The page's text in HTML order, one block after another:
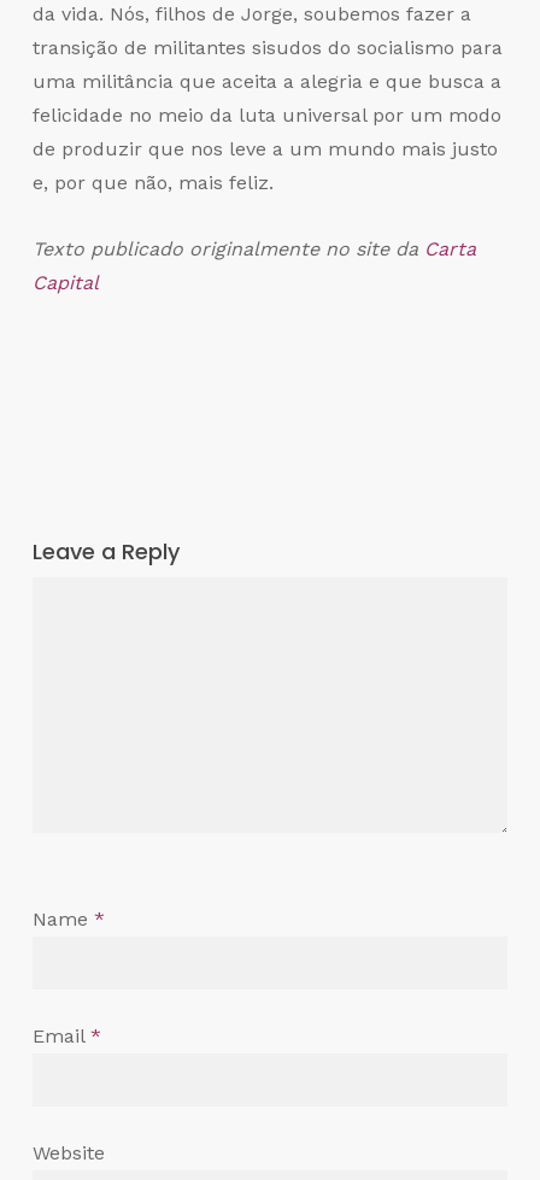
da vida. Nós, filhos de Jorge, soubemos fazer a
transição de militantes sisudos do socialismo para
uma militância que aceita a alegria e que busca a
felicidade no meio da luta universal por um modo
de produzir que nos leve a um mundo mais justo
e, por que não, mais feliz.
Texto publicado originalmente no site da Carta
Capital
Leave a Reply
Name *
Email *
Website